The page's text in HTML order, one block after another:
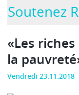
Soutenez
«Les
la
Vendredi 23.11.2018